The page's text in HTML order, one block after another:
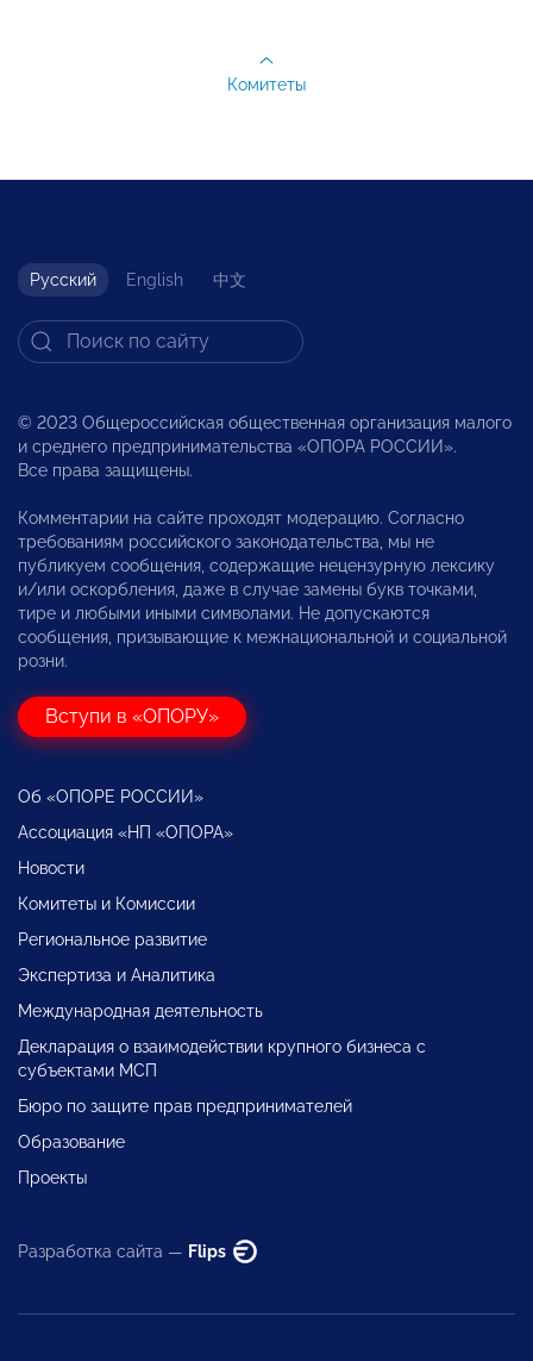
Комитеты
Русский English 中文
© 2023 Общероссийская общественная организация малого
и среднего предпринимательства «ОПОРА РОССИИ».
Все права защищены.
Комментарии на сайте проходят модерацию. Согласно
требованиям российского законодательства, мы не
публикуем сообщения, содержащие нецензурную лексику
и/или оскорбления, даже в случае замены букв точками,
тире и любыми иными символами. Не допускаются
сообщения, призывающие к межнациональной и социальной
розни.
Вступи в «ОПОРУ»
Об «ОПОРЕ РОССИИ»
Ассоциация «НП «ОПОРА»
Новости
Комитеты и Комиссии
Региональное развитие
Экспертиза и Аналитика
Международная деятельность
Декларация о взаимодействии крупного бизнеса с
субъектами МСП
Бюро по защите прав предпринимателей
Образование
Проекты
Разработка сайта — Flips